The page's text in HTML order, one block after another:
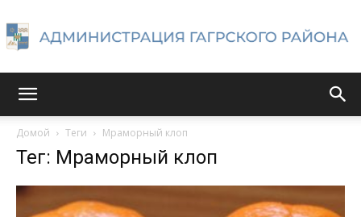
Гагрского
Домой Теги Мраморный клоп
Тег: Мраморный клоп